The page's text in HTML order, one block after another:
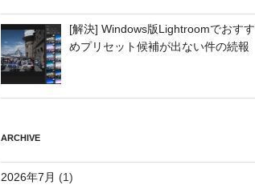
[解決] Windows版Lightroomでおすす
めプリセット候補が出ない件の続報
ARCHIVE
2026年7月 (1)